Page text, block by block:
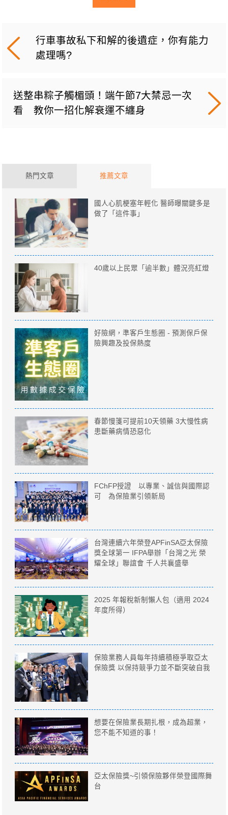
行車事故私下和解的後遺症，你有能力
處理嗎?
送整串粽子觸楣頭！端午節7大禁忌一次
看 教你一招化解衰運不纏身
熱門文章 推薦文章
國人心肌梗塞年輕化 醫師曝關鍵多是
做了「這件事」
40歲以上民眾「逾半數」體況亮紅燈
好險網，準客戶生態圈 - 預測保戶保
險興趣及投保熱度
春節慢箋可提前10天領藥 3大慢性病
患斷藥病情恐惡化
FChFP授證 以專業、誠信與國際認
可 為保險業引領新局
台灣連續六年榮登APFinSA亞太保險
獎全球第一 IFPA舉辦「台灣之光 榮
耀全球」聯誼會 千人共襄盛舉
2025 年報稅新制懶人包（適用 2024
年度所得）
保險業務人員每年持續積極爭取亞太
保險獎 以保持競爭力並不斷突破自我
想要在保險業長期扎根，成為超業，
您不能不知道的事！
亞太保險獎~引領保險夥伴榮登國際舞
台